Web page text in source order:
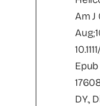
Am
DY.,